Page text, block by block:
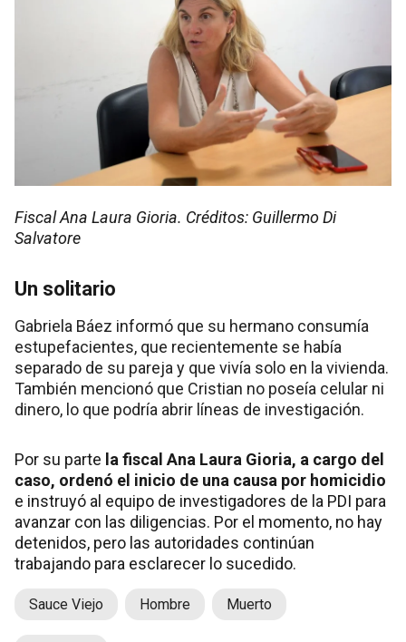
Fiscal Ana Laura Gioria. Créditos: Guillermo Di
Salvatore
Un solitario
Gabriela Báez informó que su hermano consumía
estupefacientes, que recientemente se había
separado de su pareja y que vivía solo en la vivienda.
También mencionó que Cristian no poseía celular ni
dinero, lo que podría abrir líneas de investigación.
Por su parte la fiscal Ana Laura Gioria, a cargo del
caso, ordenó el inicio de una causa por homicidio
e instruyó al equipo de investigadores de la PDI para
avanzar con las diligencias. Por el momento, no hay
detenidos, pero las autoridades continúan
trabajando para esclarecer lo sucedido.
Sauce Viejo Hombre Muerto